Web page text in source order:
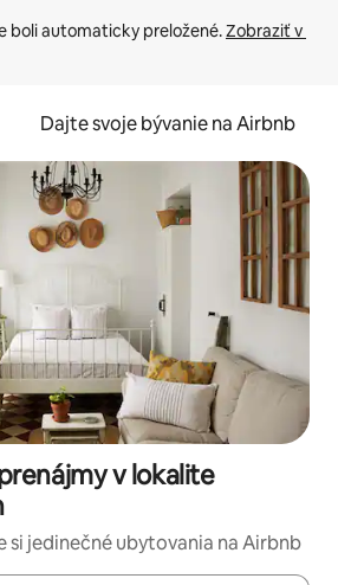
boli automaticky preložené. Zobraziť v
Dajte svoje bývanie na Airbnb
v lokalite
si jedinečné ubytovania na Airbnb